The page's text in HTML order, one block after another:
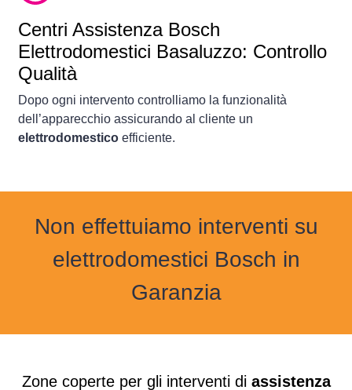
Centri Assistenza Bosch
Elettrodomestici Basaluzzo: Controllo
Qualità
Dopo ogni intervento controlliamo la funzionalità
dell’apparecchio assicurando al cliente un
elettrodomestico efficiente.
Non effettuiamo interventi su
elettrodomestici Bosch in
Garanzia
Zone coperte per gli interventi di assistenza